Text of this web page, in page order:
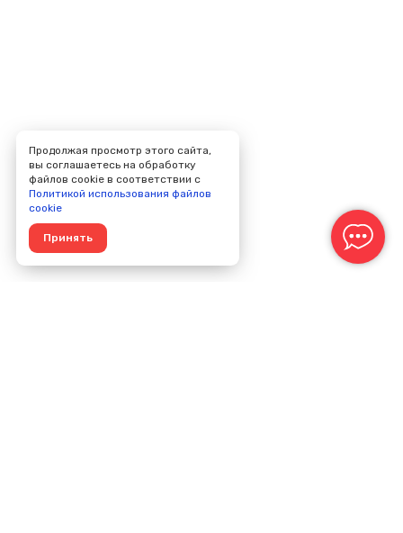
Продолжая просмотр этого сайта,
вы соглашаетесь на обработку
файлов cookie в соответствии с
Политикой использования файлов
cookie
Принять